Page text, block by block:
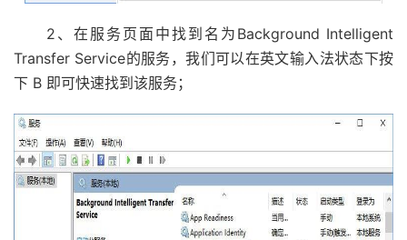
2、在服务页面中找到名为Background Intelligent
Transfer Service的服务，我们可以在英文输入法状态下按
下 B 即可快速找到该服务；